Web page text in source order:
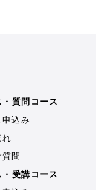
質問コース
込み
問
受講コース